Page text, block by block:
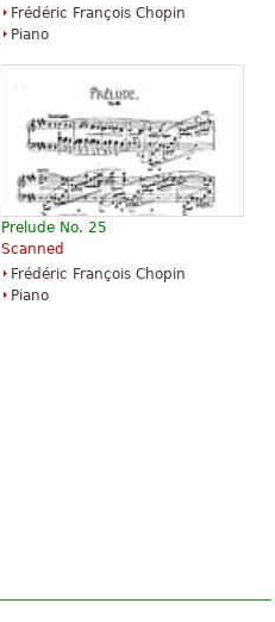
Frédéric François Chopin
Piano
Prelude No. 25
Scanned
Frédéric François Chopin
Piano